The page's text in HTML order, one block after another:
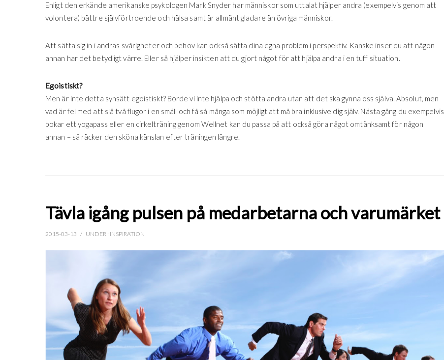
Enligt den erkände amerikanske psykologen Mark Snyder har människor som uttalat hjälper andra (exempelvis genom att
volontera) bättre självförtroende och hälsa samt är allmänt gladare än övriga människor.
Att sätta sig in i andras svårigheter och behov kan också sätta dina egna problem i perspektiv. Kanske inser du att någon
annan har det betydligt värre. Eller så hjälper insikten att du gjort något för att hjälpa andra i en tuff situation.
Egoistiskt?
Men är inte detta synsätt egoistiskt? Borde vi inte hjälpa och stötta andra utan att det ska gynna oss själva. Absolut, men
vad är fel med att slå två flugor i en smäll och få så många som möjligt att må bra inklusive dig själv. Nästa gång du exempelvis
bokar ett yogapass eller en cirkelträning genom Wellnet kan du passa på att också göra något omtänksamt för någon
annan – så räcker den sköna känslan efter träningen längre.
Tävla igång pulsen på medarbetarna och varumärket
2015-03-13 / UNDER : INSPIRATION